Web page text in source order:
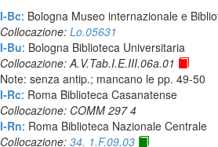
I-Bc: Bologna Museo internazionale e
Collocazione: Lo.05631
I-Bu: Bologna Biblioteca Universitaria
Collocazione: A.V.Tab.I.E.III.06a.01
Note: senza antip.; mancano le pp. 49-50
I-Rc: Roma Biblioteca Casanatense
Collocazione: COMM 297 4
I-Rn: Roma Biblioteca Nazionale Centrale
Collocazione: 34. 1.F.09.03